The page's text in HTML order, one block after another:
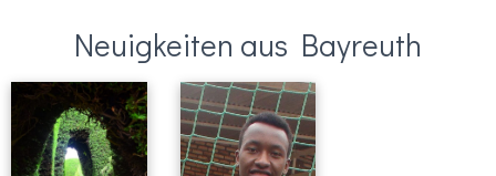
Neuigkeiten aus Bayreuth